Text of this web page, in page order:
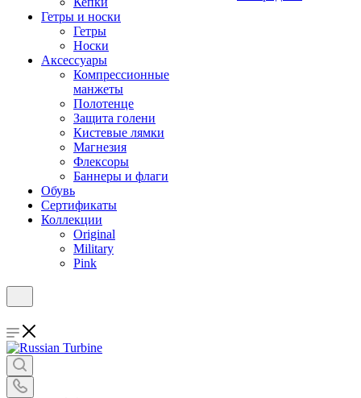
Гетры и носки
Гетры
Носки
Аксессуары
Компрессионные
манжеты
Полотенце
Защита голени
Кистевые лямки
Магнезия
Флексоры
Баннеры и флаги
Обувь
Сертификаты
Коллекции
Original
Military
Pink